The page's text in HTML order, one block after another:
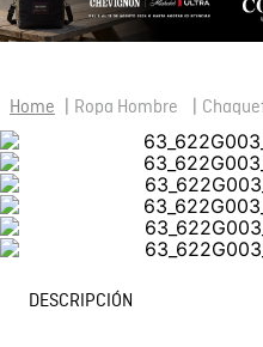
Ropa Hombre
DESCRIPCIÓN